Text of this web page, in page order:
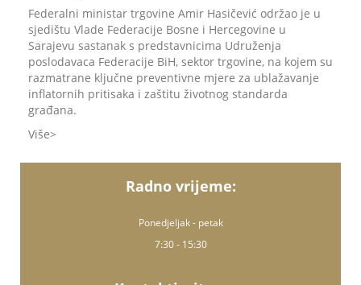
Federalni ministar trgovine Amir Hasičević održao je u
sjedištu Vlade Federacije Bosne i Hercegovine u
Sarajevu sastanak s predstavnicima Udruženja
poslodavaca Federacije BiH, sektor trgovine, na kojem su
razmatrane ključne preventivne mjere za ublažavanje
inflatornih pritisaka i zaštitu životnog standarda
građana.
Više
Radno vrijeme:
Ponedjeljak - petak
7:30 - 15:30